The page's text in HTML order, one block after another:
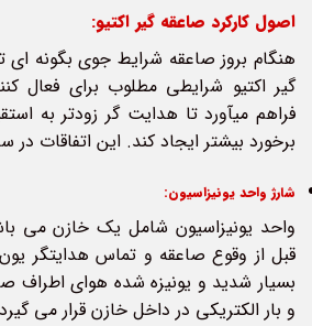
اصول کارکرد صاعقه گیر اکتیو:
هنگام بروز صاعقه شرایط جوی بگونه ای
گیر اکتیو شرایطی مطلوب برای فعال
فراهم می­آورد تا هدایت گر زودتر به
برخورد بیشتر ایجاد کند. این اتفاقات
شارژ واحد یونیزاسیون:
واحد یونیزاسیون شامل یک خازن می
قبل از وقوع صاعقه و تماس هدایتگر یون
بسیار شدید و یونیزه شده هوای اطراف
و بار الکتریکی در داخل خازن قرار می­